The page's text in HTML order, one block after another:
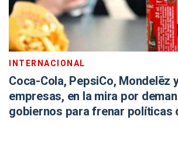
INTERNACIONAL
Coca-Cola, PepsiCo, Mondelēz
empresas, en la mira por
gobiernos para frenar políticas